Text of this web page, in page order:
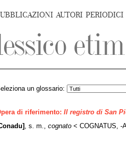
AUTORI PERIODICI
un glossario:
di riferimento: Il registro di San
, s. m., cognato < COGNATUS, -